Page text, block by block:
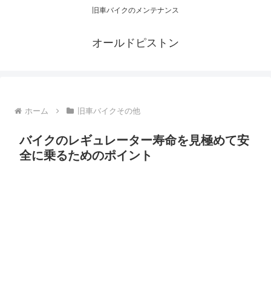
旧車バイクのメンテナンス
オールドピストン
ホーム 旧車バイクその他
バイクのレギュレーター寿命を見極めて安
全に乗るためのポイント